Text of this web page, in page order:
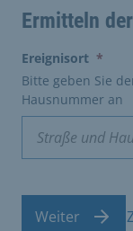
Ermitteln
Ereignisort *
Bitte geben Sie
Hausnummer an
Weiter